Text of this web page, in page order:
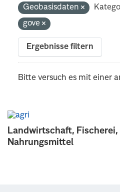
Landwirtschaft,
Nahrungsmittel
Geobasisdaten
gove
Ergebnisse filtern
Bitte versuch es mit einer